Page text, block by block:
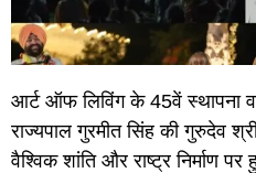
आर्ट ऑफ लिविंग के 45वें स्थापना
राज्यपाल गुरमीत सिंह की गुरुदेव
वैश्विक शांति और राष्ट्र निर्माण